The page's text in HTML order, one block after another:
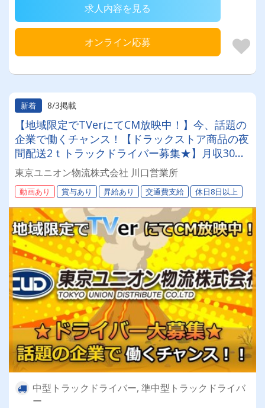
求人内容を見る
オンライン応募
新着 8/3掲載
【地域限定でTVerにてCM放映中！】今、話題の
企業で働くチャンス！【ドラックストア商品の夜
間配送2ｔトラックドライバー募集★】月収30万
～36万円◎賞与年2回／昇給有／福利厚生充実／
仕事量安定／未経験歓迎◎【年間休日113日以
上】連休もあり◎プライベート充実可◎「安心・
安全」で働く。東京ユニオン物流でドライバーラ
イフを送りませんか？
東京ユニオン物流株式会社 川口営業所
動画あり 賞与あり 昇給あり 交通費支給 休日8日以上
中型トラックドライバー, 準中型トラックドライバ
ー